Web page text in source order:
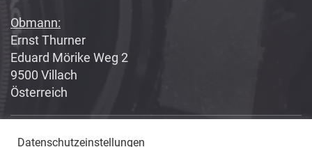
Obmann:
Ernst Thurner
Eduard Mörike Weg 2
9500 Villach
Österreich
Datenschutzeinstellungen